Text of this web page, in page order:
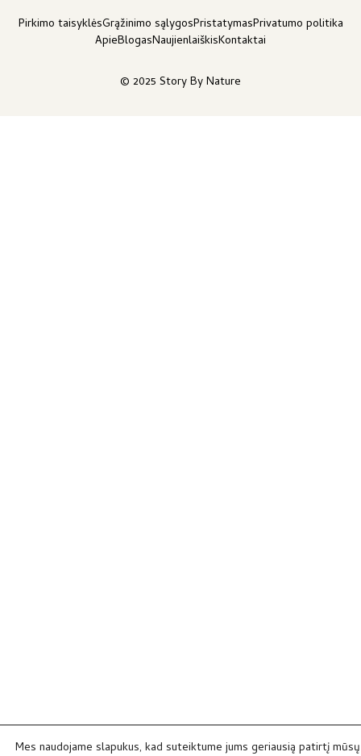
© 2025 Story By Nature
Pirkimo taisyklėsGrąžinimo sąlygosPristatymasPrivatumo politika
ApieBlogasNaujienlaiškisKontaktai
Mes naudojame slapukus, kad suteiktume jums geriausią patirtį